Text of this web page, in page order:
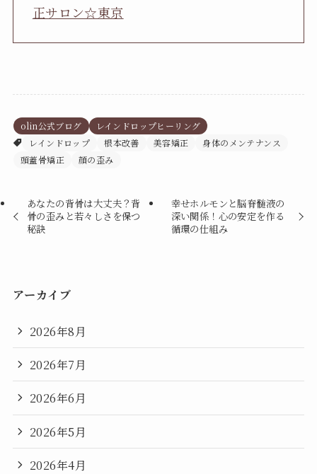
正サロン☆東京
olin公式ブログ
レインドロップヒーリング
レインドロップ
根本改善 美容矯正
身体のメンテナンス
頭蓋骨矯正
顔の歪み
あなたの背骨は大丈夫？背
骨の歪みと若々しさを保つ
秘訣
幸せホルモンと脳脊髄液の
深い関係！心の安定を作る
循環の仕組み
アーカイブ
2026年8月
2026年7月
2026年6月
2026年5月
2026年4月